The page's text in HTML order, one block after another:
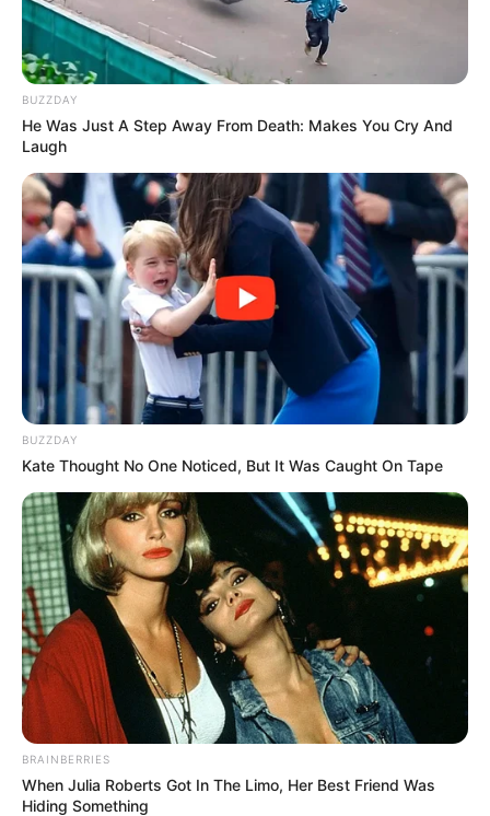
BUZZDAY
He Was Just A Step Away From Death: Makes You Cry And
Laugh
BUZZDAY
Kate Thought No One Noticed, But It Was Caught On Tape
BRAINBERRIES
When Julia Roberts Got In The Limo, Her Best Friend Was
Hiding Something